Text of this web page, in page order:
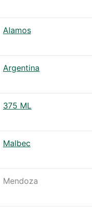
Alamos
Argentina
375 ML
Malbec
Mendoza